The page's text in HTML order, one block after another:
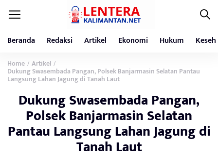
Beranda Redaksi Artikel Ekonomi Hukum
Home / Artikel /
Dukung Swasembada Pangan, Polsek Banjarmasin Selatan Pantau
Langsung Lahan Jagung di Tanah Laut
Dukung Swasembada Pangan,
Polsek Banjarmasin Selatan
Pantau Langsung Lahan Jagung di
Tanah Laut